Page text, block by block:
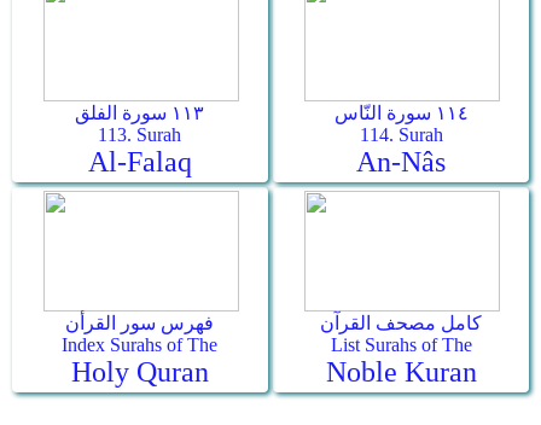
١١٣ سورة الفلق
113. Surah
Al-Falaq
١١٤ سورة النّاس
114. Surah
An-Nâs
فهرس سور القرأن
Index Surahs of The
Holy Quran
كامل مصحف القرآن
List Surahs of The
Noble Kuran